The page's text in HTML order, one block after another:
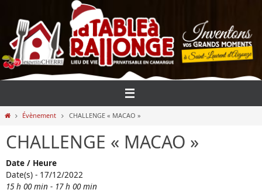
contenu
HomeÉvènement CHALLENGE « MACAO »
CHALLENGE « MACAO »
Date / Heure
Date(s) - 17/12/2022
15 h 00 min - 17 h 00 min